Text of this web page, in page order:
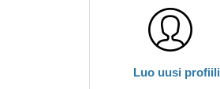
Luo uusi profiili